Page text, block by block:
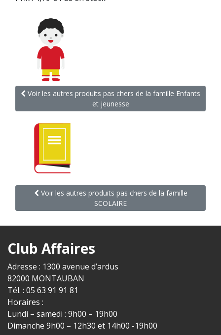
Voir les autres produits pas chers de la famille Enfants
et jeunesse
Voir les autres produits pas chers de la famille
SCOLAIRE
Club Affaires
Adresse : 1300 avenue d’ardus
82000 MONTAUBAN
Tél. : 05 63 91 91 81
Horaires :
Lundi – samedi : 9h00 – 19h00
Dimanche 9h00 – 12h30 et 14h00 -19h00